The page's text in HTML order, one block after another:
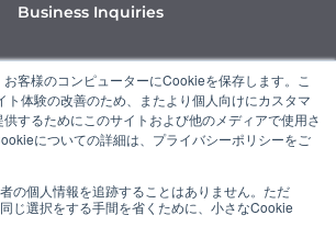
客様のコンピューターにCookieを保存します。こ
体験の改善のため、またより個人向けにカスタマ
するためにこのサイトおよび他のメディアで使用さ
についての詳細は、プライバシーポリシーをご
の個人情報を追跡することはありません。ただ
じ選択をする手間を省くために、小さなCookie
Business Inquiries
Y
o
u
t
b
I
n
s
t
g
L
i
n
k
d
a member of the Ishizuka Glass Group.